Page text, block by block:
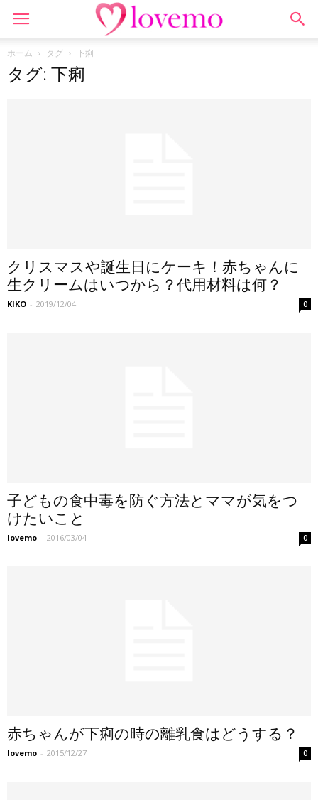
ホーム タグ 下痢
タグ: 下痢
クリスマスや誕生日にケーキ！赤ちゃんに
生クリームはいつから？代用材料は何？
KIKO - 2019/12/04 0
子どもの食中毒を防ぐ方法とママが気をつ
けたいこと
lovemo - 2016/03/04 0
赤ちゃんが下痢の時の離乳食はどうする？
lovemo - 2015/12/27 0